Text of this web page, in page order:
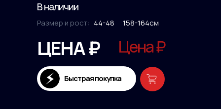
ЦЕНА ₽
В наличии
Размер и рост: 44-48 158-164см
Быстрая покупка
Цена ₽